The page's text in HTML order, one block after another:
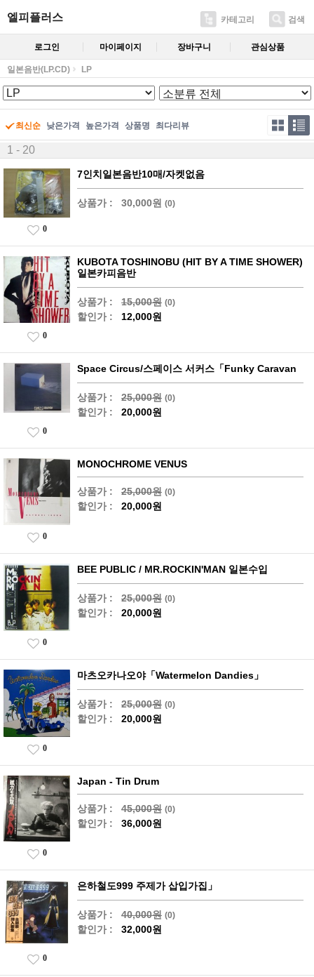
엘피플러스 카테고리 검색
로그인 마이페이지 장바구니 관심상품
일본음반(LP.CD) LP
최신순 낮은가격 높은가격 상품명 최다리뷰
1 - 20
7인치일본음반10매/자켓없음
상품가 : 30,000원 (0)
0
KUBOTA TOSHINOBU (HIT BY A TIME SHOWER)
일본카피음반
상품가 : 15,000원 (0)
할인가 : 12,000원
0
Space Circus/스페이스 서커스「Funky Caravan
상품가 : 25,000원 (0)
할인가 : 20,000원
0
MONOCHROME VENUS
상품가 : 25,000원 (0)
할인가 : 20,000원
0
BEE PUBLIC / MR.ROCKIN'MAN 일본수입
상품가 : 25,000원 (0)
할인가 : 20,000원
0
마츠오카나오야「Watermelon Dandies」
상품가 : 25,000원 (0)
할인가 : 20,000원
0
Japan - Tin Drum
상품가 : 45,000원 (0)
할인가 : 36,000원
0
은하철도999 주제가 삽입가집」
상품가 : 40,000원 (0)
할인가 : 32,000원
0